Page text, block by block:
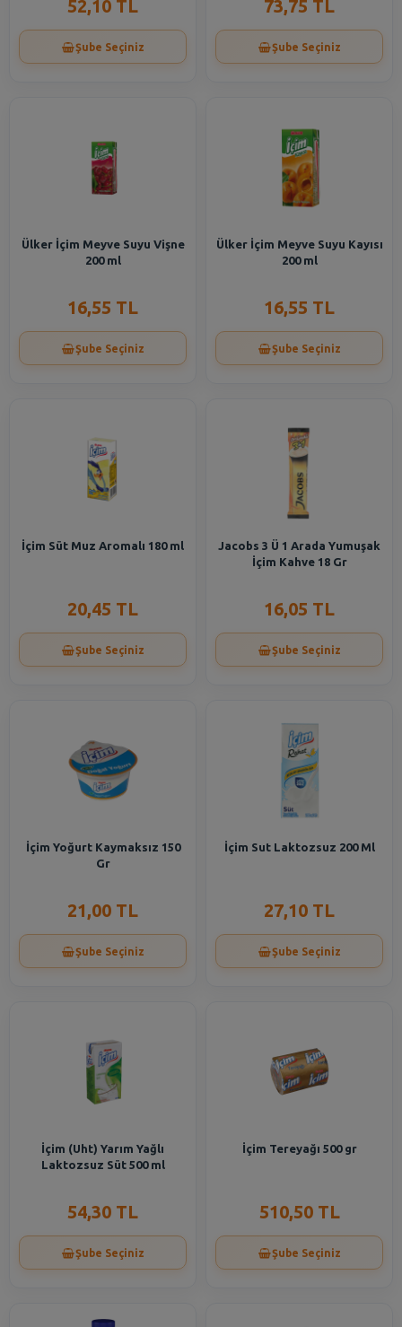
52,10 TL
Şube Seçiniz
73,75 TL
Şube Seçiniz
Ülker İçim Meyve Suyu Vişne
200 ml
16,55 TL
Şube Seçiniz
Ülker İçim Meyve Suyu Kayısı
200 ml
16,55 TL
Şube Seçiniz
İçim Süt Muz Aromalı 180 ml
20,45 TL
Şube Seçiniz
Jacobs 3 Ü 1 Arada Yumuşak
İçim Kahve 18 Gr
16,05 TL
Şube Seçiniz
İçim Yoğurt Kaymaksız 150
Gr
21,00 TL
Şube Seçiniz
İçim Sut Laktozsuz 200 Ml
27,10 TL
Şube Seçiniz
İçim (Uht) Yarım Yağlı
Laktozsuz Süt 500 ml
54,30 TL
Şube Seçiniz
İçim Tereyağı 500 gr
510,50 TL
Şube Seçiniz